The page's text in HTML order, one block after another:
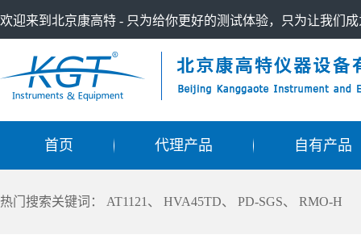
欢迎来到北京康高特 - 只为给你更好的测试体验，只为让我们
首页 代理产品 自有产品
热门搜索关键词： AT1121 、 HVA45TD、 PD-SGS、 RMO-H